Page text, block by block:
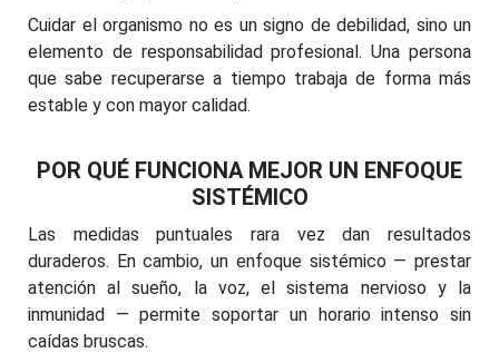
Cuidar el organismo no es un signo de debilidad, sino un
elemento de responsabilidad profesional. Una persona
que sabe recuperarse a tiempo trabaja de forma más
estable y con mayor calidad.
POR QUÉ FUNCIONA MEJOR UN ENFOQUE
SISTÉMICO
Las medidas puntuales rara vez dan resultados
duraderos. En cambio, un enfoque sistémico — prestar
atención al sueño, la voz, el sistema nervioso y la
inmunidad — permite soportar un horario intenso sin
caídas bruscas.